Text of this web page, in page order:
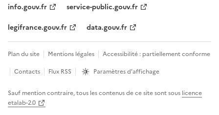
info.gouv.fr
service-public.gouv.fr
legifrance.gouv.fr
data.gouv.fr
Plan du site Mentions légales
Accessibilité : partiellement conforme
Contacts
Flux RSS Paramètres d'affichage
Sauf mention contraire, tous les contenus de ce site sont sous licence
etalab-2.0